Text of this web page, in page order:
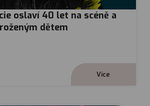
oslaví 40 let na scéně a
dětem
Více